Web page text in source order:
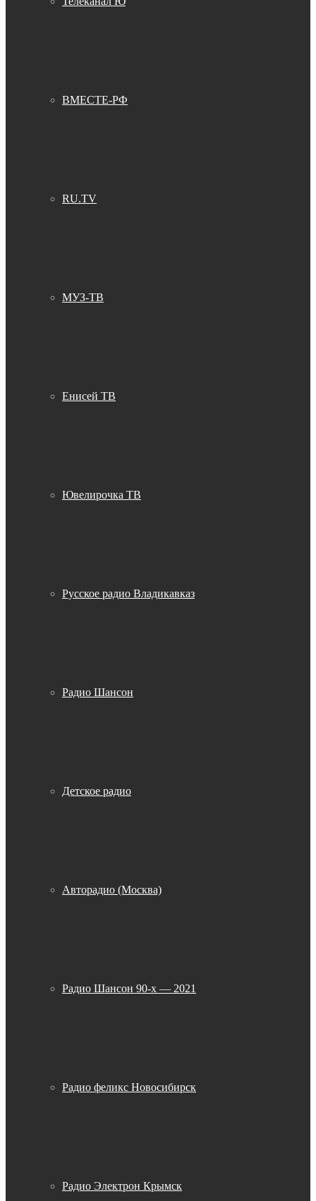
ВМЕСТЕ-РФ
RU.TV
МУЗ-ТВ
Енисей ТВ
Ювелирочка ТВ
Русское радио Владикавказ
Радио Шансон
Детское радио
Авторадио (Москва)
Радио Шансон 90-х — 2021
Радио феликс Новосибирск
Радио Электрон Крымск